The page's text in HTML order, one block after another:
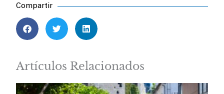
Compartir
Artículos Relacionados